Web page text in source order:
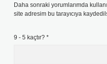
Daha sonraki yorumlarımda
site adresim bu tarayıcıya
9 - 5 kaçtır? *